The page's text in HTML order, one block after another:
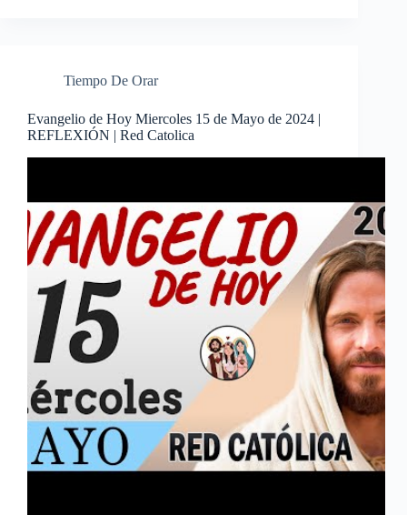
Tiempo De Orar
Evangelio de Hoy Miercoles 15 de Mayo de 2024 |
REFLEXIÓN | Red Catolica